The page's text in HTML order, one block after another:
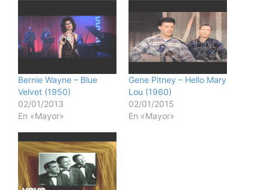
Bernie Wayne – Blue
Velvet (1950)
02/01/2013
En «Mayor»
Gene Pitney – Hello Mary
Lou (1960)
02/01/2015
En «Mayor»